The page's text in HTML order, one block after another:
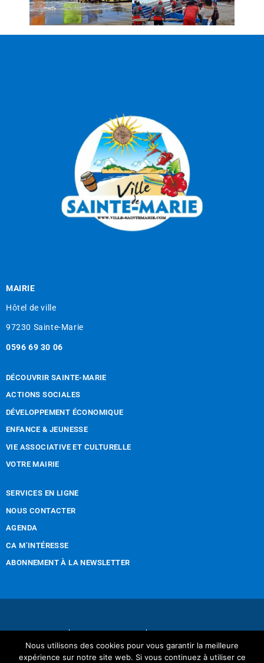
MAIRIE
Hôtel de ville
97230 Sainte-Marie
0596 69 30 06
DÉCOUVRIR SAINTE-MARIE
ACTIONS SOCIALES
DÉVELOPPEMENT ÉCONOMIQUE
ENFANCE & JEUNESSE
VIE ASSOCIATIVE ET CULTURELLE
VOTRE MAIRIE
SERVICES EN LIGNE
NOUS CONTACTER
AGENDA
CA M’INTÉRESSE
ABONNEMENT À LA NEWSLETTER
Réalisation Tintamarre & Co
Nous utilisons des cookies pour vous garantir la meilleure
expérience sur notre site web. Si vous continuez à utiliser ce